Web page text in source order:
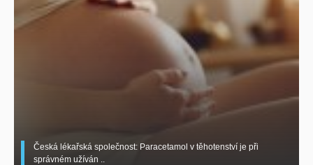
Česká lékařská společnost: Paracetamol v těhotenství je při
správném užíván ..